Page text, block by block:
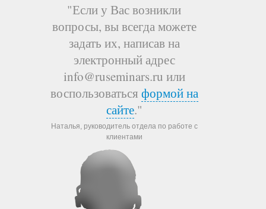
"Если у Вас возникли
вопросы, вы всегда можете
задать их, написав на
электронный адрес
info@ruseminars.ru или
воспользоваться формой на
сайте."
Наталья, руководитель отдела по работе с
клиентами